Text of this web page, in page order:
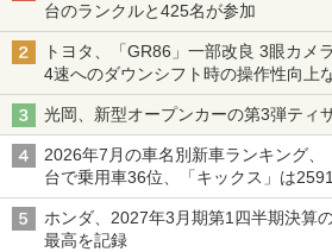
台のランクルと425名が参加
トヨタ、「GR86」一部改良 3眼カメ
4速へのダウンシフト時の操作性向上
光岡、新型オープンカーの第3弾ティ
2026年7月の車名別新車ランキング、
台で乗用車36位、「キックス」は
ホンダ、2027年3月期第1四半期決算
最高を記録